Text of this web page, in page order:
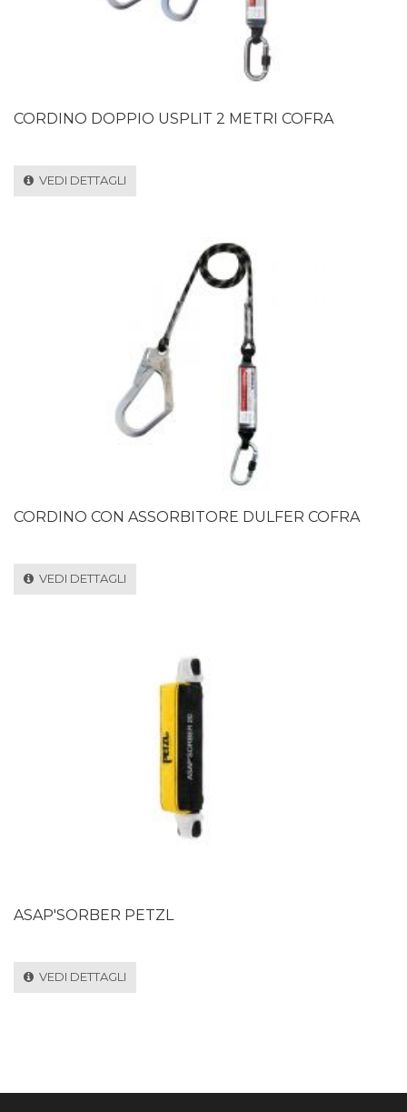
CORDINO DOPPIO USPLIT 2 METRI COFRA
VEDI DETTAGLI
CORDINO CON ASSORBITORE DULFER COFRA
VEDI DETTAGLI
ASAP'SORBER PETZL
VEDI DETTAGLI